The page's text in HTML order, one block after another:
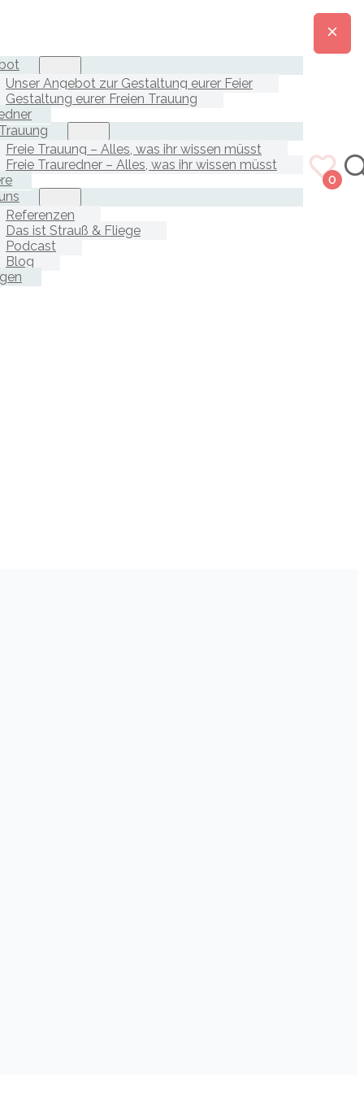
Unser Angebot zur Gestaltung eurer Feier
Gestaltung eurer Freien Trauung
Freie Trauung – Alles, was ihr wissen müsst
Freie Trauredner – Alles, was ihr wissen müsst
Referenzen
Das ist Strauß & Fliege
Podcast
Blog
0